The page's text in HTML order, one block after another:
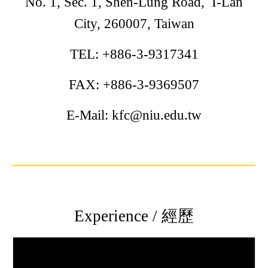
City, 260007, Taiwan
TEL: +886-3-9317341
FAX: +886-3-9369507
E-Mail: kfc@niu.edu.tw
Experience / 經歷